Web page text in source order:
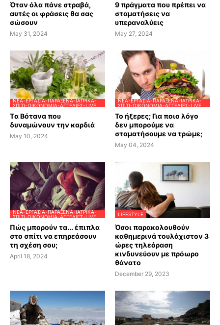
Όταν όλα πάνε στραβά,
αυτές οι φράσεις θα σας
σώσουν
May 31, 2024
9 πράγματα που πρέπει να
σταματήσεις να
υπεραναλύεις
May 27, 2024
ΝΈΑ-ΕΡΓΑΣΊΑ-ΠΑΡΆΞΕΝΑ-ΙΑΤΡΙΚΆ-
ΣΠΊΤΙ-ΟΙΚΟΝΟΜΊΑ-ΑΓΓΕΛΊΕΣ-LIVE
Tα Βότανα που
δυναμώνουν την καρδιά
May 10, 2024
ΝΈΑ-ΕΡΓΑΣΊΑ-ΠΑΡΆΞΕΝΑ-ΙΑΤΡΙΚΆ-
ΣΠΊΤΙ-ΟΙΚΟΝΟΜΊΑ-ΑΓΓΕΛΊΕΣ-LIVE
Το ήξερες; Για ποιο λόγο
δεν μπορούμε να
σταματήσουμε να τρώμε;
May 04, 2024
ΝΈΑ-ΕΡΓΑΣΊΑ-ΠΑΡΆΞΕΝΑ-ΙΑΤΡΙΚΆ-
ΣΠΊΤΙ-ΟΙΚΟΝΟΜΊΑ-ΑΓΓΕΛΊΕΣ-LIVE
Πώς μπορούν τα... έπιπλα
στο σπίτι να επηρεάσουν
τη σχέση σου;
April 18, 2024
LIFESTYLE
Όσοι παρακολουθούν
καθημερινά τουλάχιστον 3
ώρες τηλεόραση
κινδυνεύουν με πρόωρο
θάνατο
December 29, 2023